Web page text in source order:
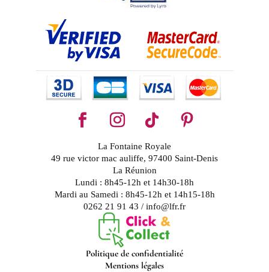
La Fontaine Royale
49 rue victor mac auliffe, 97400 Saint-Denis
La Réunion
Lundi : 8h45-12h et 14h30-18h
Mardi au Samedi : 8h45-12h et 14h15-18h
0262 21 91 43 / info@lfr.fr
Politique de confidentialité
Mentions légales